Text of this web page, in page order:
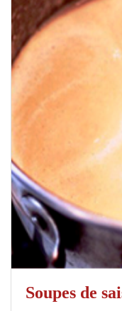
Soupes de